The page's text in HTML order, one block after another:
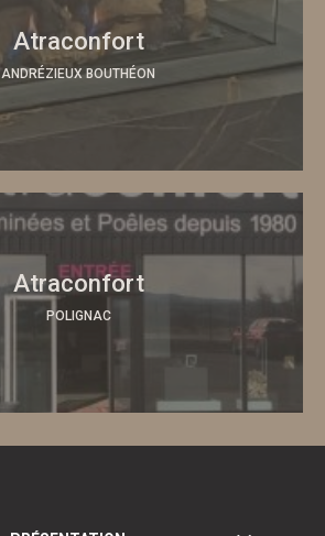
Atraconfort
ANDRÉZIEUX BOUTHÉON
Atraconfort
POLIGNAC